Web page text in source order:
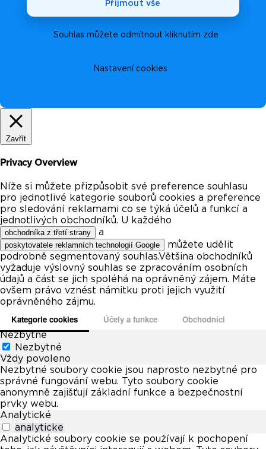
Nastavení cookies
Souhlas můžete odmítnout kliknutím zde
Přijmout vše
Zavřít
Privacy Overview
Níže si můžete přizpůsobit své preference souhlasu
pro jednotlivé kategorie souborů cookies a preference
pro sledování reklamami co se týká účelů a funkcí a
jednotlivých obchodníků. U každého
obchodníka z třetí strany a
poskytovatele reklamních technologií Google
můžete udělit
podrobně segmentovaný souhlas.Většina obchodníků
vyžaduje výslovný souhlas se zpracováním osobních
údajů a část se jich spoléhá na oprávněný zájem. Máte
ovšem právo vznést námitku proti jejich využití
oprávněného zájmu.
Kategorie cookies Účely a funkce Obchodníci
Nezbytné
Nezbytné
Vždy povoleno
Nezbytné soubory cookie jsou naprosto nezbytné pro
správné fungování webu. Tyto soubory cookie
anonymně zajišťují základní funkce a bezpečnostní
prvky webu.
Analytické
analyticke
Analytické soubory cookie se používají k pochopení